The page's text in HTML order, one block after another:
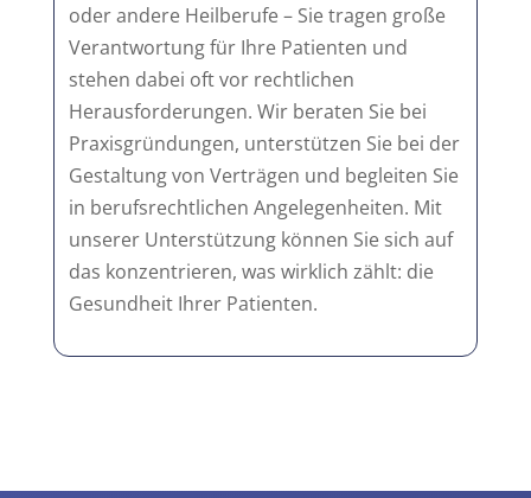
oder andere Heilberufe – Sie tragen große
Verantwortung für Ihre Patienten und
stehen dabei oft vor rechtlichen
Herausforderungen. Wir beraten Sie bei
Praxisgründungen, unterstützen Sie bei der
Gestaltung von Verträgen und begleiten Sie
in berufsrechtlichen Angelegenheiten. Mit
unserer Unterstützung können Sie sich auf
das konzentrieren, was wirklich zählt: die
Gesundheit Ihrer Patienten.